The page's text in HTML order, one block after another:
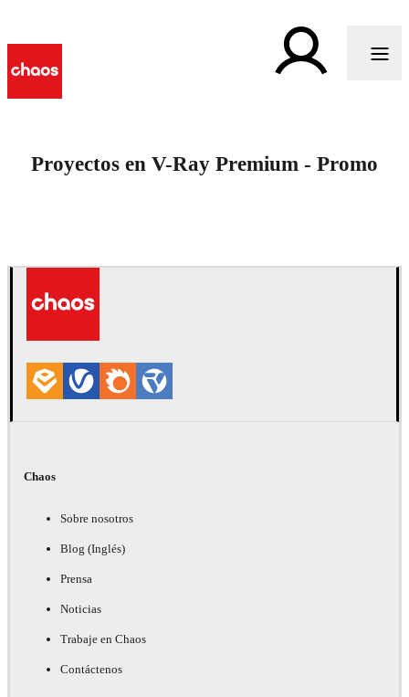
Proyectos en V-Ray Premium - Promo
Chaos
Sobre nosotros
Blog (Inglés)
Prensa
Noticias
Trabaje en Chaos
Contáctenos